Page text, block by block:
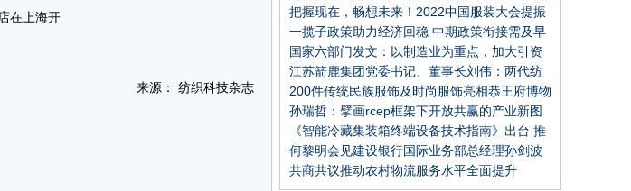
在上海开
来源： 纺织科技杂志
把握现在，畅想未来！2022中国服装大会提振
行业信心
一揽子政策助力经济回稳 中期政策衔接需及早
谋划
国家六部门发文：以制造业为重点，加大引资
力度
江苏箭鹿集团党委书记、董事长刘伟：两代纺
织人 共筑箭鹿梦！
200件传统民族服饰及时尚服饰亮相恭王府博物
馆，中华民族服饰艺术展览隆重开幕
孙瑞哲：擘画rcep框架下开放共赢的产业新图
景
《智能冷藏集装箱终端设备技术指南》出台 推
动冷藏集装箱全流程智能化管理
何黎明会见建设银行国际业务部总经理孙剑波
共商共议推动农村物流服务水平全面提升